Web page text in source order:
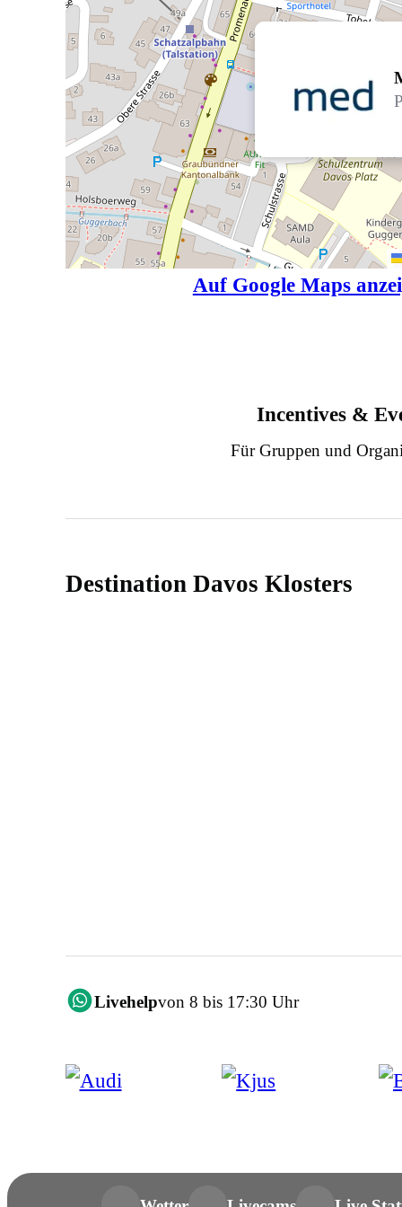
Auf Google Maps
Incentives &
Für Gruppen und
Destination Davos Klosters
Livehelpvon 8 bis 17:30 Uhr